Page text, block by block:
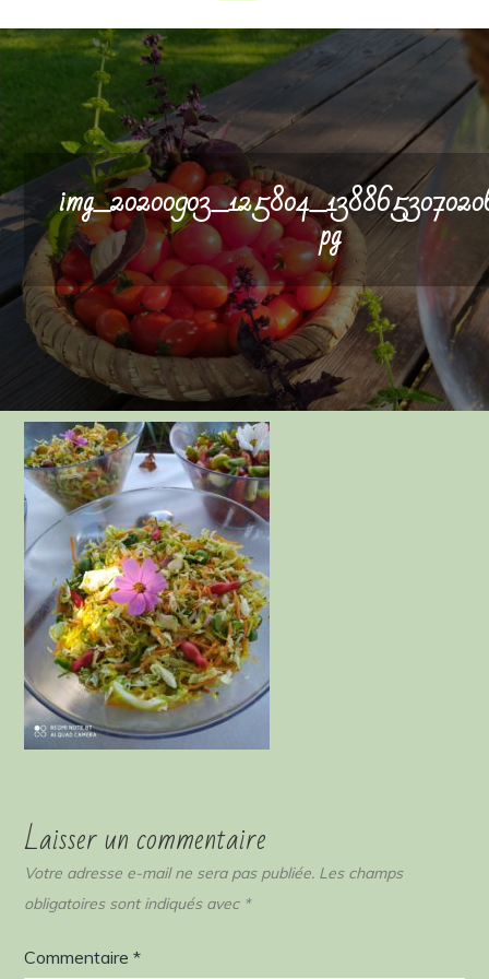
pg
Laisser un commentaire
Votre adresse e-mail ne sera pas publiée. Les champs
obligatoires sont indiqués avec *
Commentaire*